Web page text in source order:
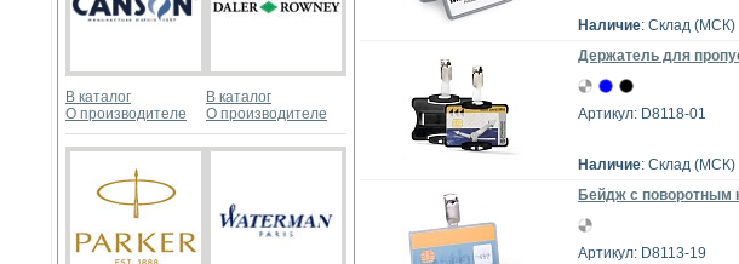
В каталог
О производителе
В каталог
О производителе
Наличие: Склад (МСК)
Держатель для
Артикул: D8118-01
Наличие: Склад (МСК)
Бейдж с поворотным
Артикул: D8113-19